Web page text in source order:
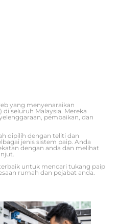
yang menyenaraikan
seluruh Malaysia. Mereka
pembaikan, dan
dipilih dengan teliti dan
jenis sistem paip. Anda
dengan anda dan melihat
untuk mencari tukang paip
rumah dan pejabat anda.